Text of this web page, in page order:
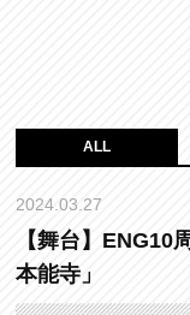
ALL
2024.03.27
【舞台】
本能寺」